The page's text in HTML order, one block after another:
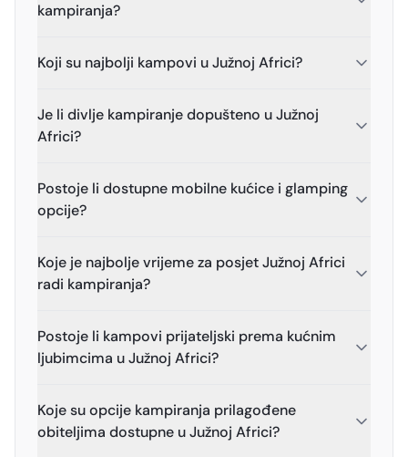
kampiranja?
Koji su najbolji kampovi u Južnoj Africi?
Je li divlje kampiranje dopušteno u Južnoj
Africi?
Postoje li dostupne mobilne kućice i glamping
opcije?
Koje je najbolje vrijeme za posjet Južnoj Africi
radi kampiranja?
Postoje li kampovi prijateljski prema kućnim
ljubimcima u Južnoj Africi?
Koje su opcije kampiranja prilagođene
obiteljima dostupne u Južnoj Africi?